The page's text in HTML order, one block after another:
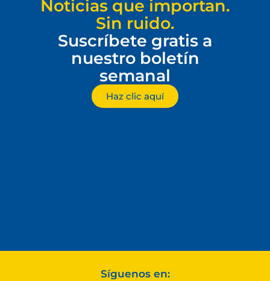
Noticias que importan.
Sin ruido.
Suscríbete gratis a
nuestro boletín
semanal
Haz clic aquí
Síguenos en: